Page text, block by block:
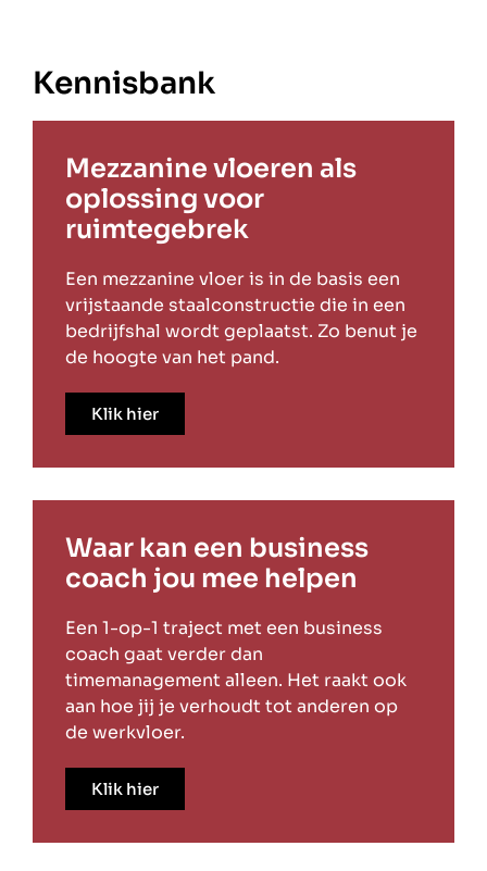
Kennisbank
Mezzanine vloeren als
oplossing voor
ruimtegebrek
Een mezzanine vloer is in de basis een
vrijstaande staalconstructie die in een
bedrijfshal wordt geplaatst. Zo benut je
de hoogte van het pand.
Klik hier
Waar kan een business
coach jou mee helpen
Een 1-op-1 traject met een business
coach gaat verder dan
timemanagement alleen. Het raakt ook
aan hoe jij je verhoudt tot anderen op
de werkvloer.
Klik hier